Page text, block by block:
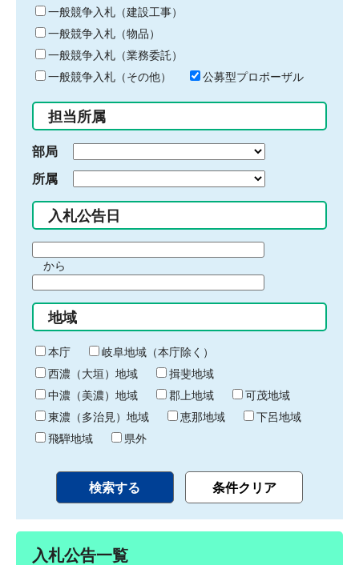
キ
ー
ワ
ー
ド
入
力
一般競争入札（建設工事）
一般競争入札（物品）
一般競争入札（業務委託）
一般競争入札（その他）
公募型プロポーザル
担当所属
部局
所属
入札公告日
間
始
り
から
間
終
わ
り
地域
本庁
岐阜地域（本庁除く）
西濃（大垣）地域
揖斐地域
中濃（美濃）地域
郡上地域
可茂地域
東濃（多治見）地域
恵那地域
下呂地域
飛騨地域
県外
入札公告一覧